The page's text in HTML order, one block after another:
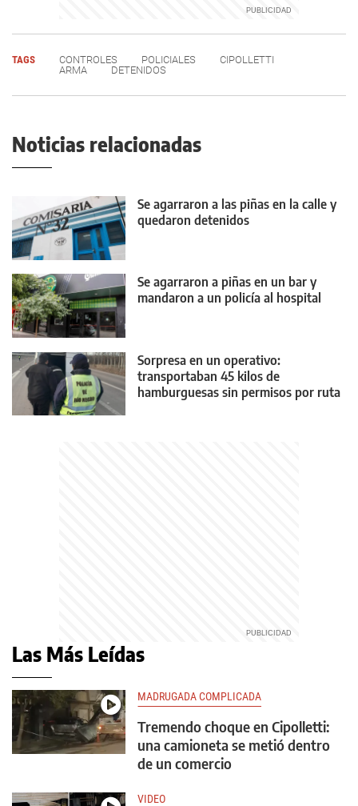
TAGS CONTROLES POLICIALES
CIPOLLETTI
ARMA
DETENIDOS
Noticias relacionadas
Se agarraron a las piñas en la calle y
quedaron detenidos
Se agarraron a piñas en un bar y
mandaron a un policía al hospital
Sorpresa en un operativo:
transportaban 45 kilos de
hamburguesas sin permisos por ruta
Las Más Leídas
MADRUGADA COMPLICADA
Tremendo choque en Cipolletti:
una camioneta se metió dentro
de un comercio
VIDEO